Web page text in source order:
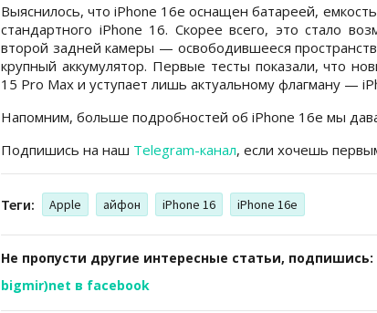
Выяснилось, что iPhone 16e оснащен батареей,
стандартного iPhone 16. Скорее всего, это стало
второй задней камеры — освободившееся
крупный аккумулятор. Первые тесты показали, что
15 Pro Max и уступает лишь актуальному флагману —
Напомним, больше подробностей об iPhone 16e мы
Подпишись на наш Telegram-канал, если хочешь
Теги: Apple айфон iPhone 16 iPhone 16e
Не пропусти другие интересные статьи, подпишись:
bigmir)net в facebook